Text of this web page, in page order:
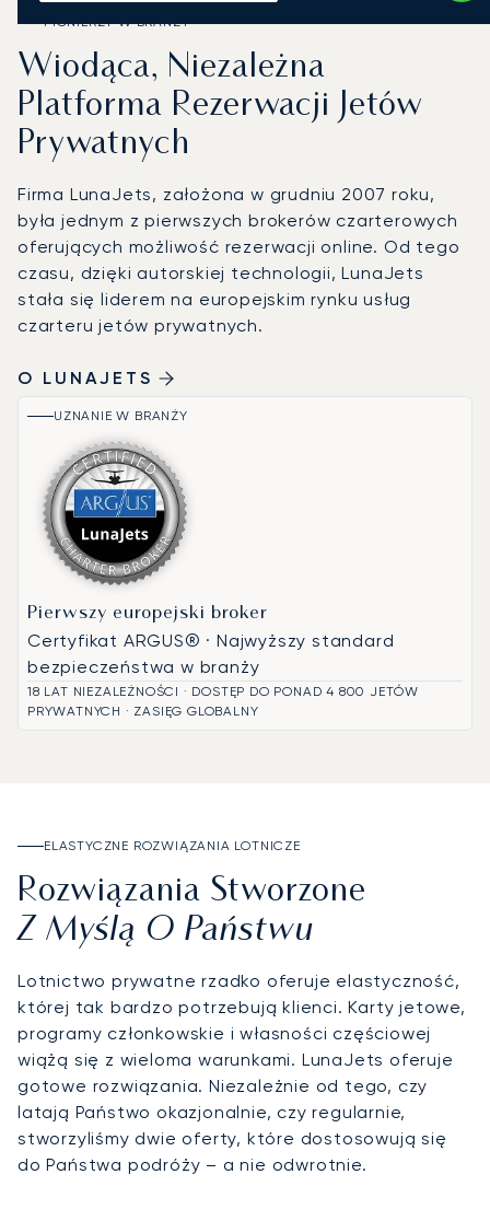
PIONIERZY W BRANŻY
Wiodąca, Niezależna
Platforma Rezerwacji Jetów
Prywatnych
Firma LunaJets, założona w grudniu 2007 roku,
była jednym z pierwszych brokerów czarterowych
oferujących możliwość rezerwacji online. Od tego
czasu, dzięki autorskiej technologii, LunaJets
stała się liderem na europejskim rynku usług
czarteru jetów prywatnych.
O LUNAJETS
UZNANIE W BRANŻY
Pierwszy europejski broker
Certyfikat ARGUS® · Najwyższy standard
bezpieczeństwa w branży
18 LAT NIEZALEŻNOŚCI · DOSTĘP DO PONAD 4 800 JETÓW
PRYWATNYCH · ZASIĘG GLOBALNY
ELASTYCZNE ROZWIĄZANIA LOTNICZE
Rozwiązania Stworzone
Z Myślą O Państwu
Lotnictwo prywatne rzadko oferuje elastyczność,
której tak bardzo potrzebują klienci. Karty jetowe,
programy członkowskie i własności częściowej
wiążą się z wieloma warunkami. LunaJets oferuje
gotowe rozwiązania. Niezależnie od tego, czy
latają Państwo okazjonalnie, czy regularnie,
stworzyliśmy dwie oferty, które dostosowują się
do Państwa podróży – a nie odwrotnie.